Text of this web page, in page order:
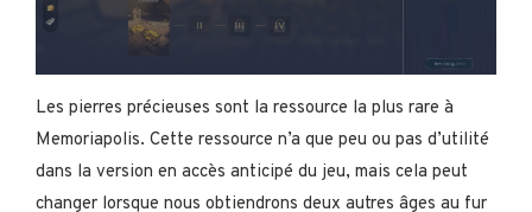
Les pierres précieuses sont la ressource la plus rare à
Memoriapolis. Cette ressource n’a que peu ou pas d’utilité
dans la version en accès anticipé du jeu, mais cela peut
changer lorsque nous obtiendrons deux autres âges au fur